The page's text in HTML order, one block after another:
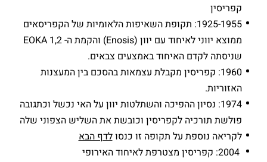
קפריסין
1925-1955: תקופת השאיפות הלאומיות של הקפריסאים
ממוצא יווני לאיחוד עם יוון (Enosis) והקמת ה- EOKA 1,2
שניסתה לקדם האיחוד באמצעים צבאים.
1960: קפריסין מקבלת עצמאות בהסכם בין המעצנות
האזוריות.
1974: נסיון ההפיכה והשתלטות יוון על האי נכשל וכתגובה
פולשת תורכיה לקפריסין וכובשת את השליש הצפוני שלה
לקריאה נוספת על תקופה זו כנסולדף הבא
2004: קפריסין מצטרפת לאיחוד האירופי